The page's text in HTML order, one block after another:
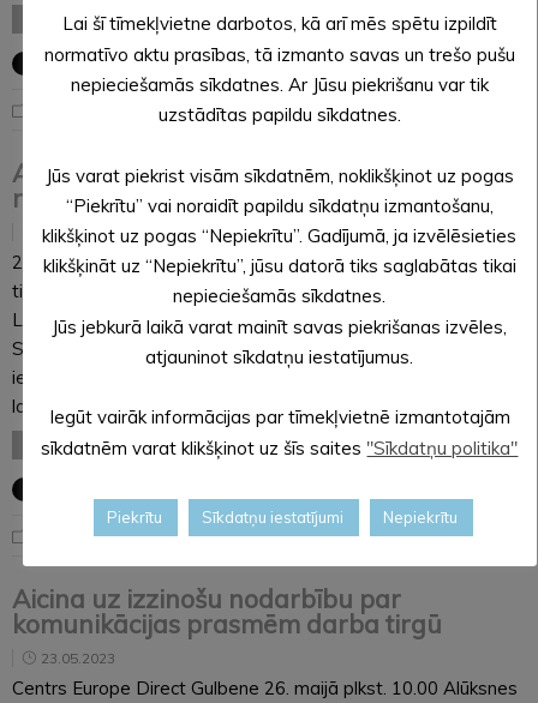
LASĪT VISU
Noderīga informācija
Alūksnes novada bibliotēkā – tikšanās ar
rakstnieku Arno Jundzi
23.05.2023
26. maijā plkst. 12:00 Alūksnes novada bibliotēkā aicinām uz
tikšanos ar rakstnieku, kultūras žurnālistu, literatūrzinātnieku,
Latvijas Rakstnieku savienības priekšsēdētāju Arno Jundzi!
Sarunā iepazīsim ne tikai Arno Jundzes radošo personību, bet
ielūkosimies arī viņa romāna “Es nemiršu nekad” (2022.)
lappusēs,…
LASĪT VISU
Noderīga informācija
Aicina uz izzinošu nodarbību par
komunikācijas prasmēm darba tirgū
23.05.2023
Centrs Europe Direct Gulbene 26. maijā plkst. 10.00 Alūksnes
Lai šī tīmekļvietne darbotos, kā arī mēs spētu izpildīt
normatīvo aktu prasības, tā izmanto savas un trešo pušu
nepieciešamās sīkdatnes. Ar Jūsu piekrišanu var tik
uzstādītas papildu sīkdatnes.
Jūs varat piekrist visām sīkdatnēm, noklikšķinot uz pogas
“Piekrītu” vai noraidīt papildu sīkdatņu izmantošanu,
klikšķinot uz pogas “Nepiekrītu”. Gadījumā, ja izvēlēsieties
klikšķināt uz “Nepiekrītu”, jūsu datorā tiks saglabātas tikai
nepieciešamās sīkdatnes.
Jūs jebkurā laikā varat mainīt savas piekrišanas izvēles,
atjauninot sīkdatņu iestatījumus.
Iegūt vairāk informācijas par tīmekļvietnē izmantotajām
sīkdatnēm varat klikšķinot uz šīs saites "Sīkdatņu politika"
Piekrītu Sīkdatņu iestatījumi Nepiekrītu